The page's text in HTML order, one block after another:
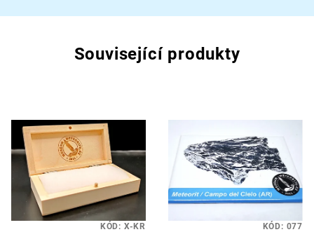
Související produkty
KÓD: X-KR KÓD: 077